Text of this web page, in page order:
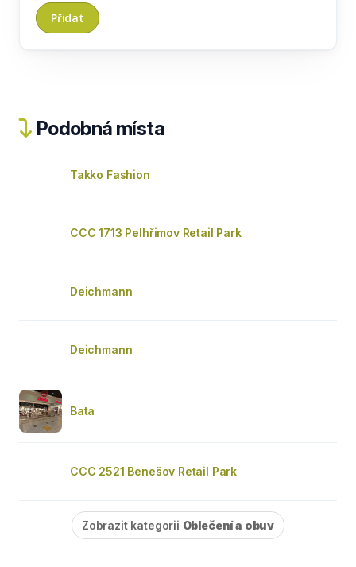
Podobná místa
Takko Fashion
CCC 1713 Pelhřimov Retail Park
Deichmann
Deichmann
Bata
CCC 2521 Benešov Retail Park
Zobrazit kategorii Oblečení a obuv